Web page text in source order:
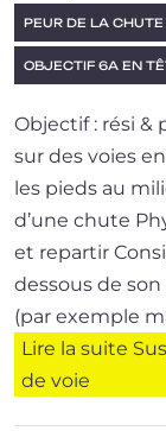
PEUR DE LA CHUTE
OBJECTIF 6A EN
Objectif : rési &
sur des voies
les pieds au
d’une chute
et repartir
dessous de
(par exemple
Lire la suite
de voie